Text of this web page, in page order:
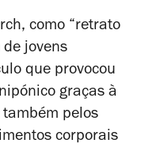
, como “retrato
jovens
que provocou
graças à
pelos
corporais